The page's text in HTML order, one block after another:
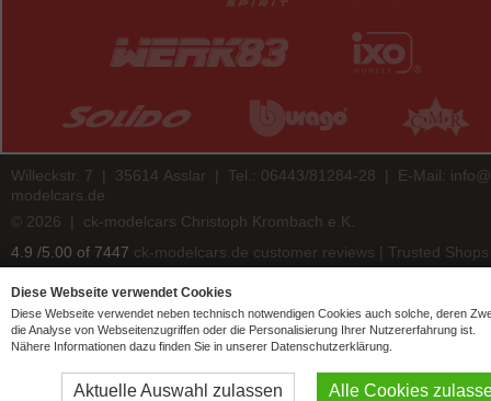
Willeckstr. 7 | 35614 Asslar | Tel.: 06443/81284-28 | E-Mail:
modelcars.de
© 2026 | ck-modelcars Christoph Krombach e.K.
4.9 /5.00 of 7447 ck-modelcars.de customer reviews | Trusted Shops
Diese Webseite verwendet Cookies
Diese Webseite verwendet neben technisch notwendigen Cookies auch solche, deren
die Analyse von Webseitenzugriffen oder die Personalisierung Ihrer Nutzererfahrung ist.
Nähere Informationen dazu finden Sie in unserer Datenschutzerklärung.
Aktuelle Auswahl zulassen Alle Cookies